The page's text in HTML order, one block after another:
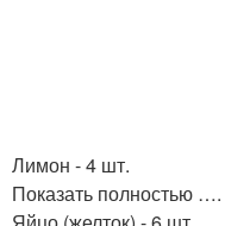
Лимон - 4 шт.
Показать полностью ….